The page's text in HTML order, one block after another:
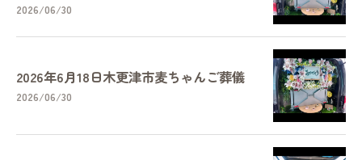
2026/06/30
2026年6月18日木更津市麦ちゃんご葬儀
2026/06/30